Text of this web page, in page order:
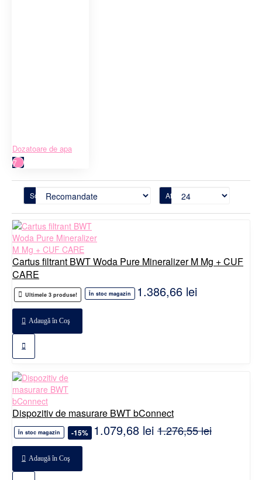
Dozatoare de apa
7
Sortare Afisare
Cartus filtrant BWT Woda Pure Mineralizer M Mg + CUF
CARE
Ultimele 3 produse! În stoc magazin 1.386,66 lei
Adaugă în Coş
Dispozitiv de masurare BWT bConnect
În stoc magazin -15% 1.079,68 lei 1.276,55 lei
Adaugă în Coş